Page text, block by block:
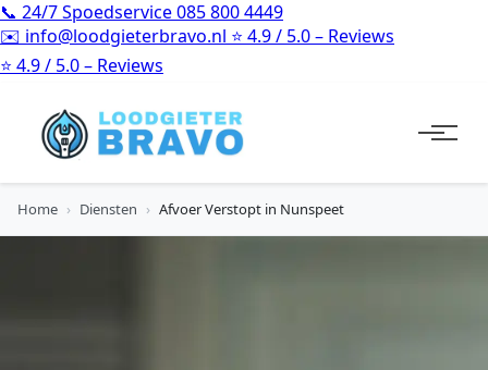
📞 24/7 Spoedservice085 800 4449
✉️ info@loodgieterbravo.nl ⭐ 4.9 / 5.0 – Reviews
⭐ 4.9 / 5.0 – Reviews
Home › Diensten › Afvoer Verstopt in Nunspeet